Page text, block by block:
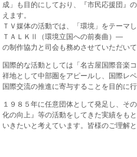
成」も目的にしており、『市民応援団』
えます。
ＴＶ媒体の活動では、「環境」をテーマ
ＴＡＬＫⅡ（環境立国への前奏曲）―
の制作協力と司会も務めさせていただい
国際的な活動としては「名古屋国際音楽
祥地として中部圏をアピールし、国際レ
国際交流の推進に寄与することを目的に
１９８５年に任意団体として発足し、そ
化の向上』等の活動をしてきた実績をも
いきたいと考えています。皆様のご理解